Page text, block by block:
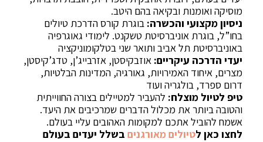
מוסיקה ואומנות ובקיאה בהם היטב.
ניסיון מקצועי והכשרה:בוגרת קורס הדרכת טיולים
בחו”ל, בוגרת אוניברסיטת טשקנט. לימודי גאוגרפיה
באוניברסיטת תל אביב ותואר שני בטלקומוניקציה
יעדי הדרכה עיקריים:אוזבקיסטן, אזרבייג’ן, טדג’קיסטן,
מצרים, איחוד האמירויות, גאורגיה, המדינות הבלטיות,
דרום ספרד, בולגריה ועוד
טיפ לטיול מוצלח: להעביר למטיילים בצורה החווייתית
והטובה ביותר את מכלול הדברים שמרכיבים את היעד.
אשמח להוביל אתכם למקומות האהובים עליי בעולם.
לחצו כאן לטיולים מאורגנים בשלל יעדים בעולם